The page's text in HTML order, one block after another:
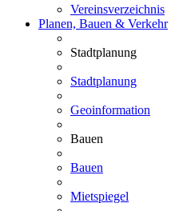
Vereinsverzeichnis
Planen, Bauen & Verkehr
Stadtplanung
Stadtplanung
Geoinformation
Bauen
Bauen
Mietspiegel